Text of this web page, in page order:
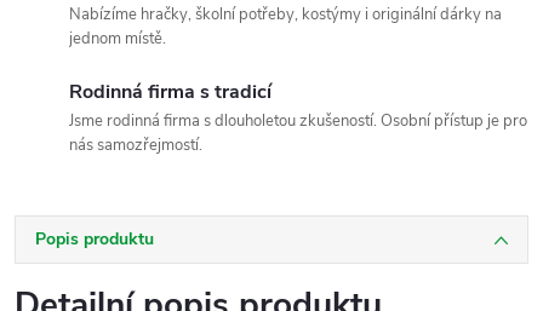
Nabízíme hračky, školní potřeby, kostýmy i originální dárky na
jednom místě.
Rodinná firma s tradicí
Jsme rodinná firma s dlouholetou zkušeností. Osobní přístup je pro
nás samozřejmostí.
Popis produktu